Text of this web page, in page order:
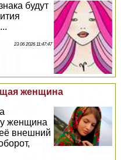
будут
23 06 2026 11:47:47
женщина
женщина
внешний